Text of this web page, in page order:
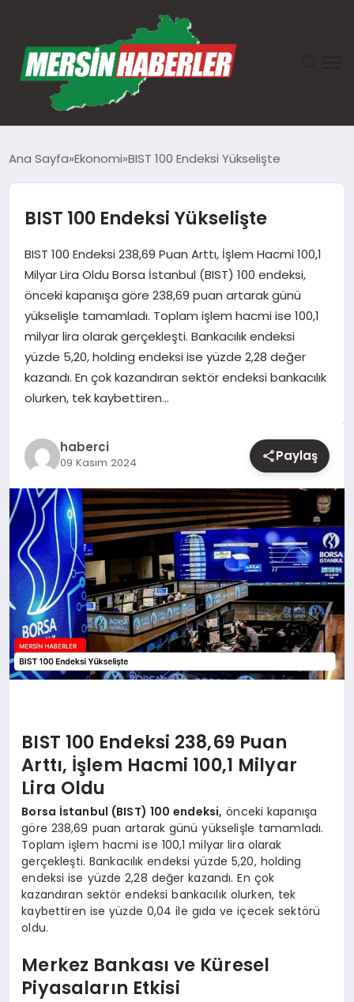
GÜNDEM
EKONOMI
SAĞLIK
TEKNOLOJI
SPOR
YAŞAM
Ana Sayfa Ekonomi BIST 100 Endeksi Yükselişte
BIST 100 Endeksi Yükselişte
BIST 100 Endeksi 238,69 Puan Arttı, İşlem Hacmi 100,1
Milyar Lira Oldu Borsa İstanbul (BIST) 100 endeksi,
önceki kapanışa göre 238,69 puan artarak günü
yükselişle tamamladı. Toplam işlem hacmi ise 100,1
milyar lira olarak gerçekleşti. Bankacılık endeksi
yüzde 5,20, holding endeksi ise yüzde 2,28 değer
kazandı. En çok kazandıran sektör endeksi bankacılık
olurken, tek kaybettiren…
haberci
09 Kasım 2024 Paylaş
BIST 100 Endeksi 238,69 Puan
Arttı, İşlem Hacmi 100,1 Milyar
Lira Oldu
Borsa İstanbul (BIST) 100 endeksi, önceki kapanışa
göre 238,69 puan artarak günü yükselişle tamamladı.
Toplam işlem hacmi ise 100,1 milyar lira olarak
gerçekleşti. Bankacılık endeksi yüzde 5,20, holding
endeksi ise yüzde 2,28 değer kazandı. En çok
kazandıran sektör endeksi bankacılık olurken, tek
kaybettiren ise yüzde 0,04 ile gıda ve içecek sektörü
oldu.
Merkez Bankası ve Küresel
Piyasaların Etkisi